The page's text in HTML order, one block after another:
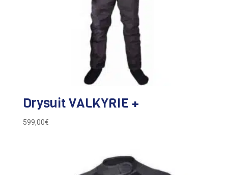
Drysuit VALKYRIE +
599,00€